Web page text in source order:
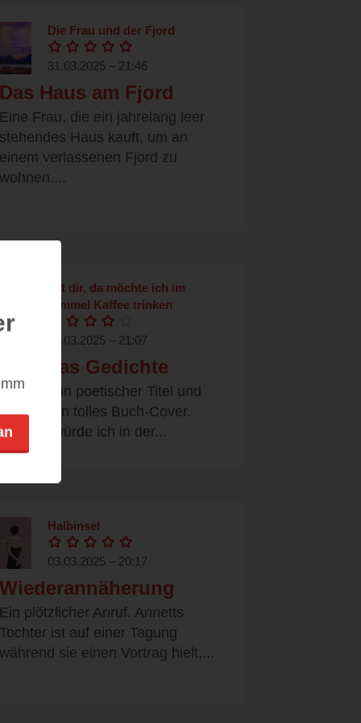
Die Frau und der Fjord
31.03.2025 – 21:46
Das Haus am Fjord
Eine Frau, die ein jahrelang leer
stehendes Haus kauft, um an
einem verlassenen Fjord zu
wohnen....
Mit dir, da möchte ich im
Himmel Kaffee trinken
03.03.2025 – 21:07
Maschas Gedichte
Was für ein poetischer Titel und
was für ein tolles Buch-Cover.
Danach würde ich in der...
Halbinsel
03.03.2025 – 20:17
Wiederannäherung
Ein plötzlicher Anruf. Annetts
Tochter ist auf einer Tagung
während sie einen Vortrag hielt,...